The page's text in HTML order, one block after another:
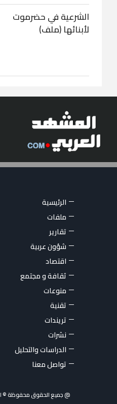
الشرعية في حضرموت
لأبنائها (ملف)
الرئيسية
ملفات
تقارير
شؤون عربية
اقتصاد
ثقافة و مجتمع
منوعات
تقنية
تريندات
نشرات
الدراسات والتحليل
تواصل معنا
@ جميع الحقوق محفوظة © المشهد